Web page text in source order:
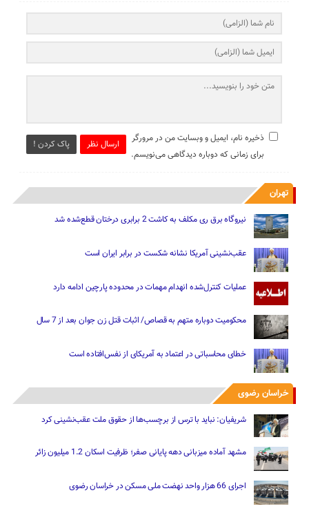
ارسال نظر پاک کردن !
ذخیره نام، ایمیل و وبسایت من در مرورگر
برای زمانی که دوباره دیدگاهی می‌نویسم.
تهران
نیروگاه برق ری مکلف به کاشت 2 برابری درختان قطع‌شده شد
عقب‌نشینی آمریکا نشانه شکست در برابر ایران است
عملیات کنترل‌شده انهدام مهمات در محدوده پارچین ادامه دارد
محکومیت دوباره متهم به قصاص/ اثبات قتل زن جوان بعد از 7 سال
خطای محاسباتی در اعتماد به آمریکای از نفس‌افتاده است
خراسان رضوی
شریفیان: نباید با ترس از برچسب‌ها از حقوق ملت عقب‌نشینی کرد
مشهد آماده میزبانی دهه پایانی صفر؛ ظرفیت اسکان 1.2 میلیون زائر
اجرای 66 هزار واحد نهضت ملی مسکن در خراسان رضوی